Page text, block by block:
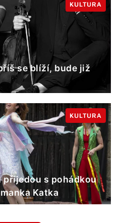
se blíží, bude již
KULTURA
přijedou s pohádkou
Katka
KULTURA